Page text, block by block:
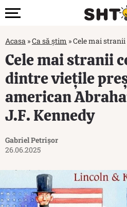
Acasa »Ca să știm »Cele mai
Cele mai stranii
dintre viețile
american
J.F. Kennedy
Gabriel Petrișor
26.06.2025